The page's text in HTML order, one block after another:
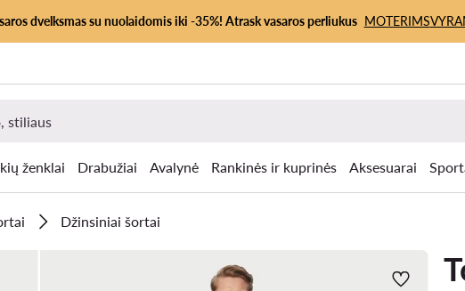
dvelksmas su nuolaidomis iki -35%! Atrask vasaros perliukus MOTERIMS
ženklai Drabužiai Avalynė Rankinės ir kuprinės Aksesuarai
Džinsiniai šortai